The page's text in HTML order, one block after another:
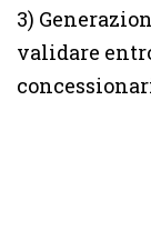
3)
validare